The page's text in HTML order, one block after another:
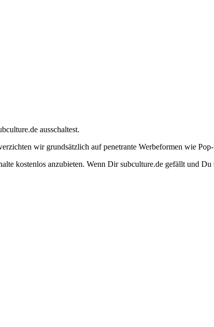
ausschaltest.
wir grundsätzlich auf penetrante Werbeformen wie
kostenlos anzubieten. Wenn Dir subculture.de gefällt und Du